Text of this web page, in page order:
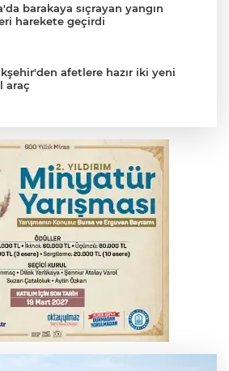
barakaya sıçrayan yangın
harekete geçirdi
afetlere hazır iki yeni
araç
primle çalışanlara müjde
piyasada altın fiyatları...
iş arayanlara destek
bugün hava nasıl olacak?